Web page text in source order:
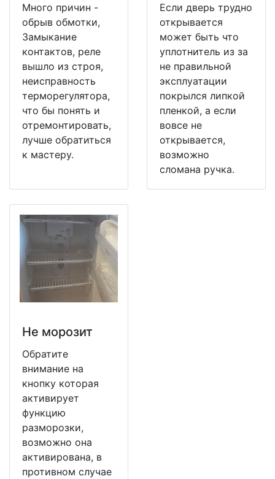
Много причин -
обрыв обмотки,
Замыкание
контактов, реле
вышло из строя,
неисправность
терморегулятора,
что бы понять и
отремонтировать,
лучше обратиться
к мастеру.
Если дверь трудно
открывается
может быть что
уплотнитель из за
не правильной
эксплуатации
покрылся липкой
пленкой, а если
вовсе не
открывается,
возможно
сломана ручка.
Не морозит
Обратите
внимание на
кнопку которая
активирует
функцию
разморозки,
возможно она
активирована, в
противном случае